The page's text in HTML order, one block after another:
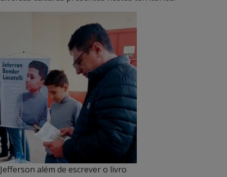
Jefferson além de escrever o livro